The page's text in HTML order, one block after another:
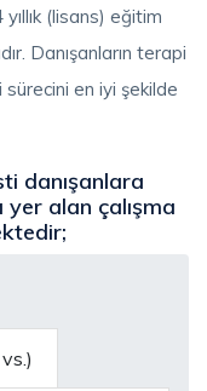
(lisans) eğitim
Danışanların terapi
en iyi şekilde
danışanlara
alan çalışma